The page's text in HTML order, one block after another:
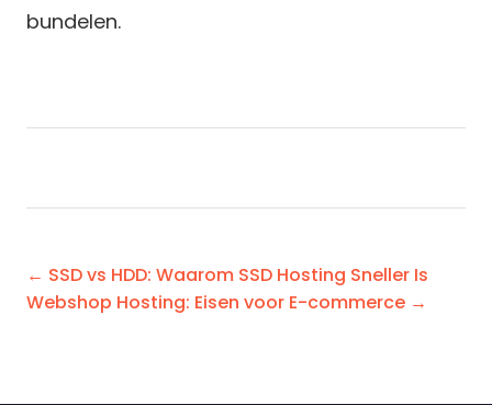
bundelen.
← SSD vs HDD: Waarom SSD Hosting Sneller Is
Webshop Hosting: Eisen voor E-commerce →